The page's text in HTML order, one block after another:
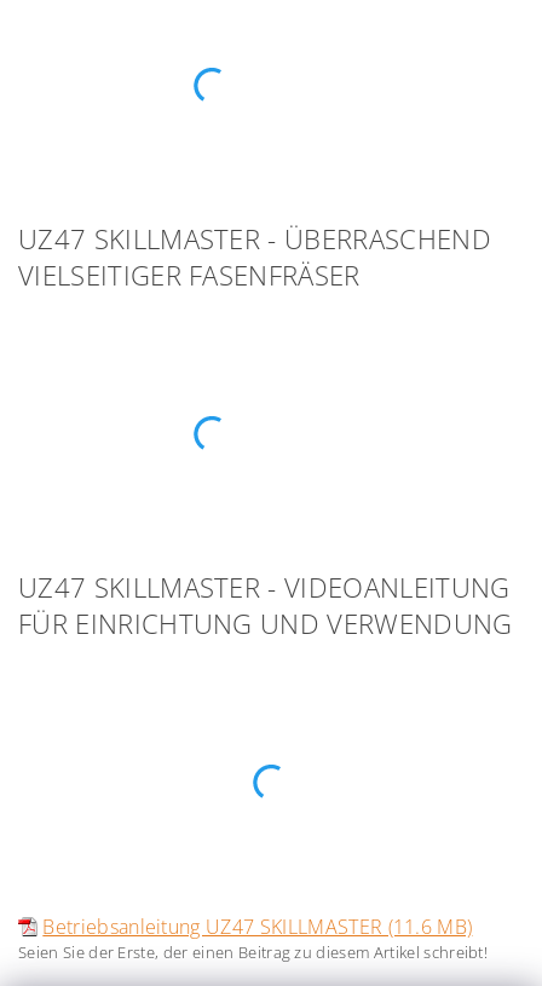
UZ47 SKILLMASTER - ÜBERRASCHEND
VIELSEITIGER FASENFRÄSER
UZ47 SKILLMASTER - VIDEOANLEITUNG
FÜR EINRICHTUNG UND VERWENDUNG
Betriebsanleitung UZ47 SKILLMASTER (11.6 MB)
Seien Sie der Erste, der einen Beitrag zu diesem Artikel schreibt!